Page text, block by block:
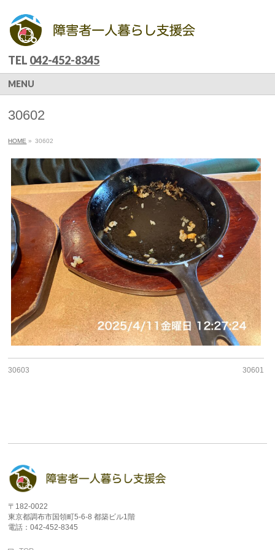
TEL 042-452-8345
MENU
30602
HOME » 30602
30603 30601
〒182-0022
東京都調布市国領町5-6-8 都築ビル1階
電話：042-452-8345